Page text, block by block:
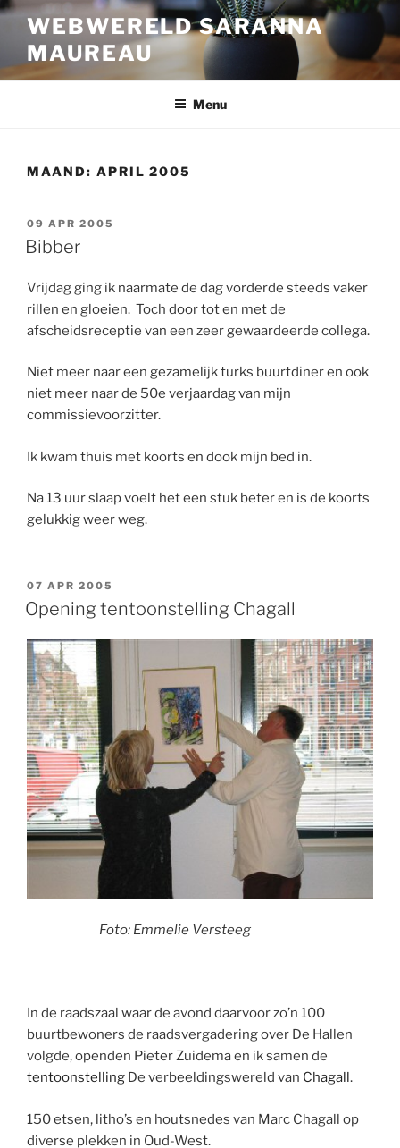
Ga
inhoud
WEBWERELD SARANNA
MAUREAU
Menu
MAAND: APRIL 2005
GEPLAATST
OP
09 APR 2005
Bibber
Vrijdag ging ik naarmate de dag vorderde steeds vaker
rillen en gloeien. Toch door tot en met de
afscheidsreceptie van een zeer gewaardeerde collega.
Niet meer naar een gezamelijk turks buurtdiner en ook
niet meer naar de 50e verjaardag van mijn
commissievoorzitter.
Ik kwam thuis met koorts en dook mijn bed in.
Na 13 uur slaap voelt het een stuk beter en is de koorts
gelukkig weer weg.
GEPLAATST
OP
07 APR 2005
Opening tentoonstelling Chagall
Foto: Emmelie Versteeg
In de raadszaal waar de avond daarvoor zo’n 100
buurtbewoners de raadsvergadering over De Hallen
volgde, openden Pieter Zuidema en ik samen de
tentoonstelling De verbeeldingswereld van Chagall .
150 etsen, litho’s en houtsnedes van Marc Chagall op
diverse plekken in Oud-West.